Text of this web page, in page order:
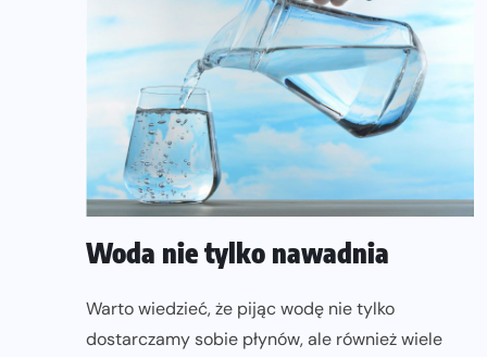
Woda nie tylko nawadnia
Warto wiedzieć, że pijąc wodę nie tylko
dostarczamy sobie płynów, ale również wiele